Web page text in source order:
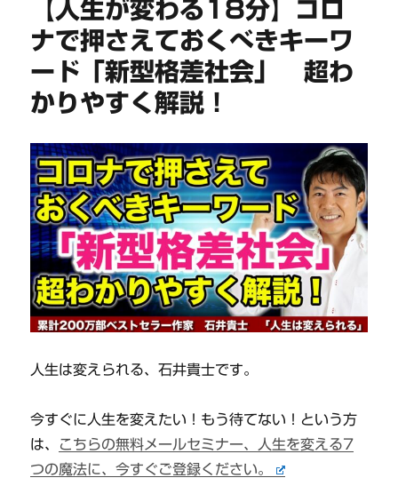
【人生が変わる18分】コロ
ナで押さえておくべきキーワ
ード「新型格差社会」 超わ
かりやすく解説！
人生は変えられる、石井貴士です。
今すぐに人生を変えたい！もう待てない！という方
は、 こちらの無料メールセミナー、人生を変える7
つの魔法に、今すぐご登録ください。